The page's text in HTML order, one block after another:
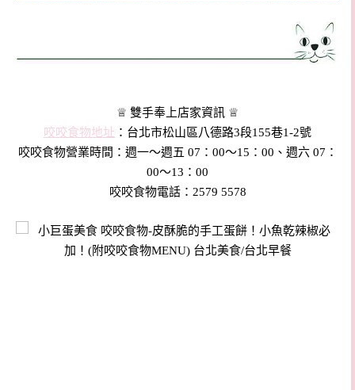
♕ 雙手奉上店家資訊 ♕
咬咬食物地址 ：台北市松山區八德路3段155巷1-2號
咬咬食物營業時間：週一～週五 07：00～15：00、週六 07：
00～13：00
咬咬食物電話：2579 5578